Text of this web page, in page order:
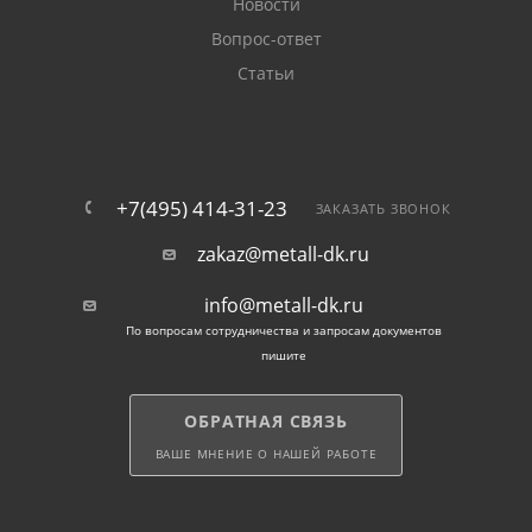
круглую бесшовную х/д 20мм любой длины. По
Новости
Вопрос-ответ
Статьи
+7(495) 414-31-23 ЗАКАЗАТЬ ЗВОНОК
zakaz@metall-dk.ru
info@metall-dk.ru
По вопросам сотрудничества и запросам документов
пишите
ОБРАТНАЯ СВЯЗЬ
ВАШЕ МНЕНИЕ О НАШЕЙ РАБОТЕ